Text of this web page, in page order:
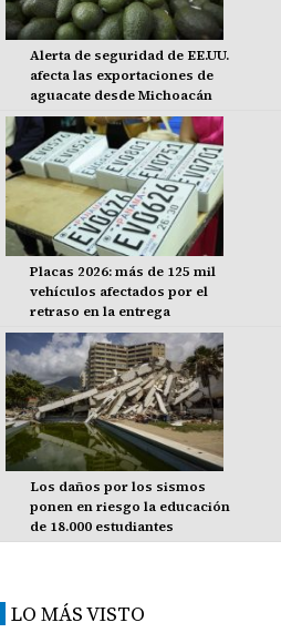
Alerta de seguridad de EE.UU.
afecta las exportaciones de
aguacate desde Michoacán
Placas 2026: más de 125 mil
vehículos afectados por el
retraso en la entrega
Los daños por los sismos
ponen en riesgo la educación
de 18.000 estudiantes
LO MÁS VISTO